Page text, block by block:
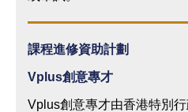
課程進修資助計劃
Vplus創意專才
Vplus創意專才由香港特別